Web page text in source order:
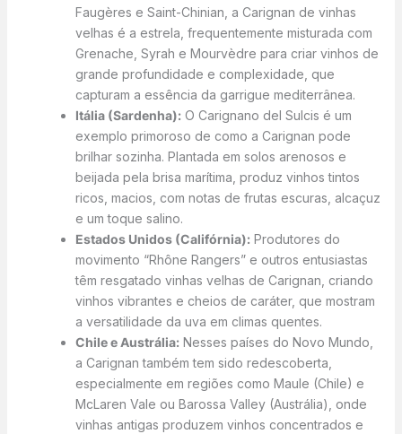
Faugères e Saint-Chinian, a Carignan de vinhas
velhas é a estrela, frequentemente misturada com
Grenache, Syrah e Mourvèdre para criar vinhos de
grande profundidade e complexidade, que
capturam a essência da garrigue mediterrânea.
Itália (Sardenha):O Carignano del Sulcis é um
exemplo primoroso de como a Carignan pode
brilhar sozinha. Plantada em solos arenosos e
beijada pela brisa marítima, produz vinhos tintos
ricos, macios, com notas de frutas escuras, alcaçuz
e um toque salino.
Estados Unidos (Califórnia):Produtores do
movimento “Rhône Rangers” e outros entusiastas
têm resgatado vinhas velhas de Carignan, criando
vinhos vibrantes e cheios de caráter, que mostram
a versatilidade da uva em climas quentes.
Chile e Austrália:Nesses países do Novo Mundo,
a Carignan também tem sido redescoberta,
especialmente em regiões como Maule (Chile) e
McLaren Vale ou Barossa Valley (Austrália), onde
vinhas antigas produzem vinhos concentrados e